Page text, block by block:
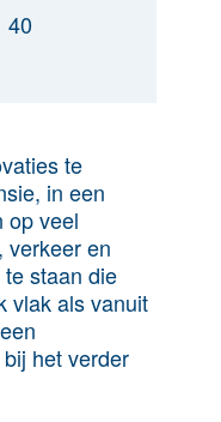
40
te
in een
op veel
verkeer en
staan die
vlak als vanuit
het verder